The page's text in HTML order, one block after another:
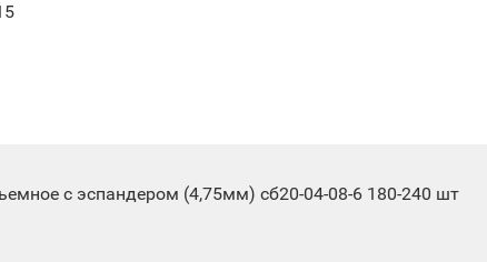
с эспандером (4,75мм) сб20-04-08-6 180-240 шт